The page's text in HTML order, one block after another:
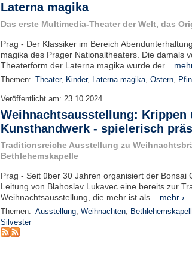
Laterna magika
Das erste Multimedia-Theater der Welt, das
Prag - Der Klassiker im Bereich
magika des Prager Nationaltheaters. Die damals
Theaterform der Laterna magika wurde der...
Themen: Theater, Kinder, Laterna magika, Ostern,
Veröffentlicht am: 23.10.2024
Weihnachtsausstellung: Krippen
Kunsthandwerk - spielerisch
Traditionsreiche Ausstellung zu
Bethlehemskapelle
Prag - Seit über 30 Jahren organisiert der Bonsai
Leitung von Blahoslav Lukavec eine bereits zur
Weihnachtsausstellung, die mehr ist als... mehr ›
Themen: Ausstellung, Weihnachten,
Silvester